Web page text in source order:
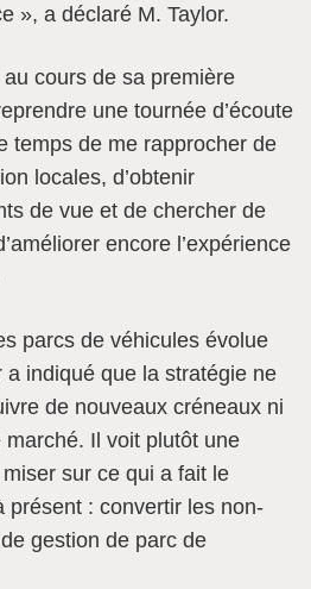
», a déclaré M. Taylor.
cours de sa première
une tournée d’écoute
temps de me rapprocher de
locales, d’obtenir
de vue et de chercher de
encore l’expérience
parcs de véhicules évolue
a indiqué que la stratégie ne
de nouveaux créneaux ni
Il voit plutôt une
sur ce qui a fait le
présent : convertir les non-
gestion de parc de